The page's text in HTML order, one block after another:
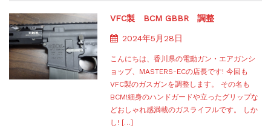
VFC製 BCM GBBR 調整
2024年5月28日
こんにちは、香川県の電動ガン・エアガンシ
ョップ、MASTERS-ECの店長です! 今回も
VFC製のガスガンを調整します。 その名も
BCM!細身のハンドガードや立ったグリップな
どおしゃれ感満載のガスライフルです。 しか
し! […]